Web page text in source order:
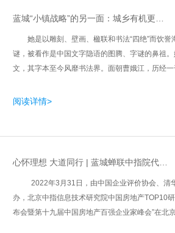
蓝城“小镇战略”的另一面：城乡有机更…
她是以雕刻、壁画、楹联和书法“四绝”而饮
谜，被看作是中国文字隐语的图腾、字谜的鼻祖
文，其字本至今风靡书法界。面朝曹娥江，历经
阅读详情>
心怀理想 大道同行 | 蓝城蝉联中指院代…
2022年3月31日，由中国企业评价协会、清
办，北京中指信息技术研究院中国房地产TOP10
布会暨第十九届中国房地产百强企业家峰会”在北